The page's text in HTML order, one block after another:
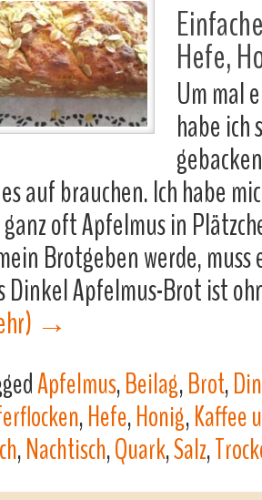
Hefe,
Um mal
habe
auf brauchen. Ich habe
oft Apfelmus in
Brotgeben werde,
Dinkel Apfelmus-Brot ist
→
Apfelmus,Beilag,Brot,
,Hefe,Honig,Kaffee
,Nachtisch,Quark,Salz,